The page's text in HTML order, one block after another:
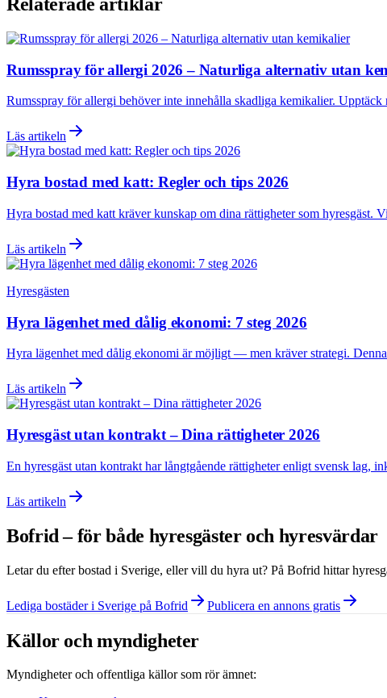
Rumsspray för allergi 2026 – Naturliga alternativ utan
Rumsspray för allergi behöver inte innehålla skadliga kemikalier.
Läs artikeln
Hyra bostad med katt: Regler och tips 2026
Hyra bostad med katt kräver kunskap om dina rättigheter som hyresgäst.
Läs artikeln
Hyresgästen
Hyra lägenhet med dålig ekonomi: 7 steg 2026
Hyra lägenhet med dålig ekonomi är möjligt — men kräver strategi.
Läs artikeln
Hyresgäst utan kontrakt – Dina rättigheter 2026
En hyresgäst utan kontrakt har långtgående rättigheter enligt svensk lag,
Läs artikeln
Bofrid – för både hyresgäster och hyresvärdar
Letar du efter bostad i Sverige, eller vill du hyra ut? På Bofrid hittar
Lediga bostäder i Sverige på Bofrid Publicera en annons gratis
Källor och myndigheter
Myndigheter och offentliga källor som rör ämnet: